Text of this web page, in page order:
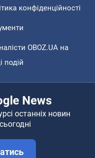
конфіденційності
OBOZ.UA на
подій
News
останніх новин